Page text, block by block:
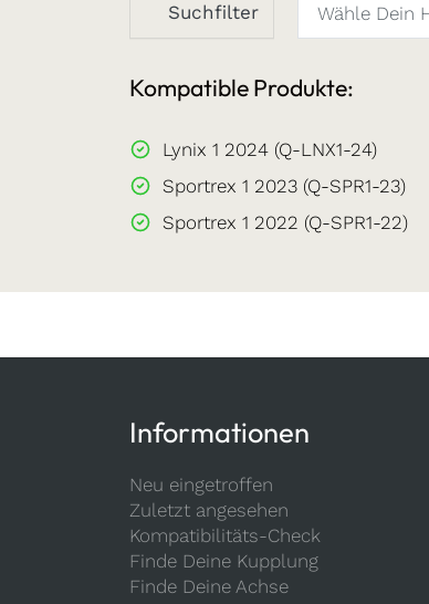
Suchfilter
Kompatible Produkte:
Lynix 1 2024 (Q-LNX1-24)
Sportrex 1 2023 (Q-SPR1-23)
Sportrex 1 2022 (Q-SPR1-22)
Informationen
Neu eingetroffen
Zuletzt angesehen
Kompatibilitäts-Check
Finde Deine Kupplung
Finde Deine Achse